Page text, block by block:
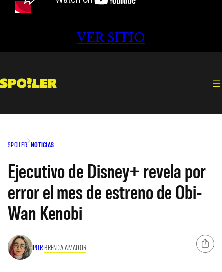
VER SITIO
SPOILER NOTICIAS
Ejecutivo de Disney+ revela por
error el mes de estreno de Obi-
Wan Kenobi
POR BRENDA AMADOR